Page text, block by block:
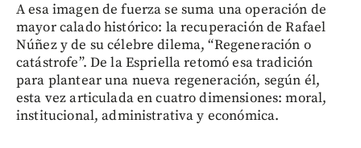
A esa imagen de fuerza se suma una operación de
mayor calado histórico: la recuperación de Rafael
Núñez y de su célebre dilema, “Regeneración o
catástrofe”. De la Espriella retomó esa tradición
para plantear una nueva regeneración, según él,
esta vez articulada en cuatro dimensiones: moral,
institucional, administrativa y económica.